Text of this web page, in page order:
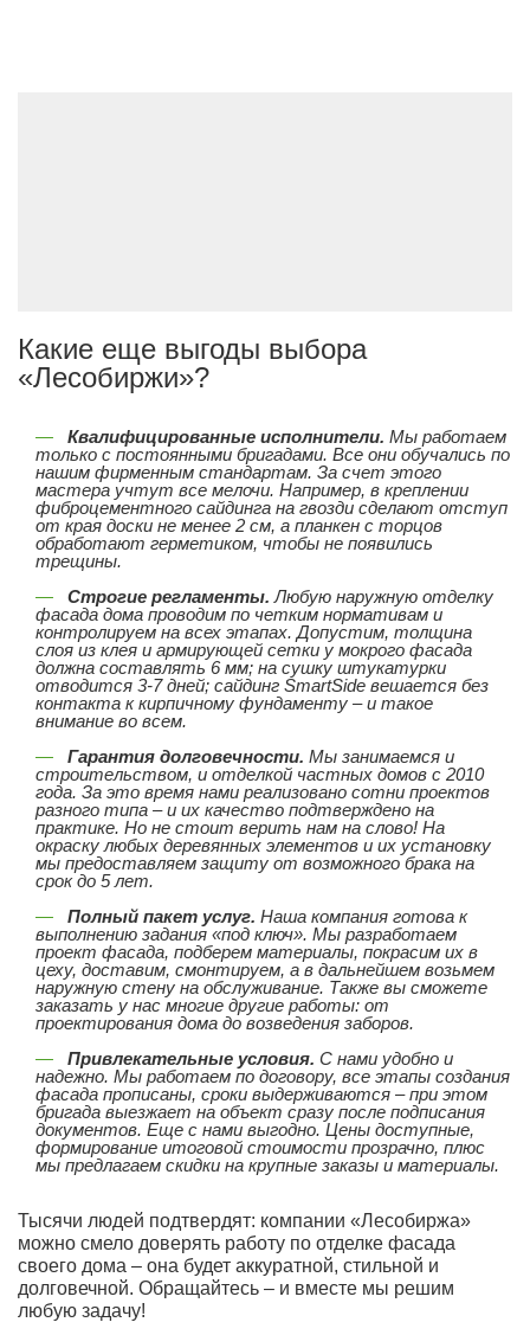
Какие еще выгоды выбора
«Лесобиржи»?
Квалифицированные исполнители. Мы работаем
только с постоянными бригадами. Все они обучались по
нашим фирменным стандартам. За счет этого
мастера учтут все мелочи. Например, в креплении
фиброцементного сайдинга на гвозди сделают отступ
от края доски не менее 2 см, а планкен с торцов
обработают герметиком, чтобы не появились
трещины.
Строгие регламенты. Любую наружную отделку
фасада дома проводим по четким нормативам и
контролируем на всех этапах. Допустим, толщина
слоя из клея и армирующей сетки у мокрого фасада
должна составлять 6 мм; на сушку штукатурки
отводится 3-7 дней; сайдинг SmartSide вешается без
контакта к кирпичному фундаменту – и такое
внимание во всем.
Гарантия долговечности. Мы занимаемся и
строительством, и отделкой частных домов с 2010
года. За это время нами реализовано сотни проектов
разного типа – и их качество подтверждено на
практике. Но не стоит верить нам на слово! На
окраску любых деревянных элементов и их установку
мы предоставляем защиту от возможного брака на
срок до 5 лет.
Полный пакет услуг. Наша компания готова к
выполнению задания «под ключ». Мы разработаем
проект фасада, подберем материалы, покрасим их в
цеху, доставим, смонтируем, а в дальнейшем возьмем
наружную стену на обслуживание. Также вы сможете
заказать у нас многие другие работы: от
проектирования дома до возведения заборов.
Привлекательные условия. С нами удобно и
надежно. Мы работаем по договору, все этапы создания
фасада прописаны, сроки выдерживаются – при этом
бригада выезжает на объект сразу после подписания
документов. Еще с нами выгодно. Цены доступные,
формирование итоговой стоимости прозрачно, плюс
мы предлагаем скидки на крупные заказы и материалы.
Тысячи людей подтвердят: компании «Лесобиржа»
можно смело доверять работу по отделке фасада
своего дома – она будет аккуратной, стильной и
долговечной. Обращайтесь – и вместе мы решим
любую задачу!